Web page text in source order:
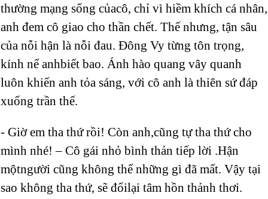
thường mạng sống củacô, chỉ vì hiềm khích cá nhân,
anh đem cô giao cho thần chết. Thế nhưng, tận sâu
của nỗi hận là nỗi đau. Đông Vy từng tôn trọng,
kính nể anhbiết bao. Ánh hào quang vây quanh
luôn khiến anh tỏa sáng, với cô anh là thiên sứ đáp
xuống trần thế.
- Giờ em tha thứ rồi! Còn anh,cũng tự tha thứ cho
mình nhé! – Cô gái nhỏ bình thản tiếp lời .Hận
mộtngười cũng không thể những gì đã mất. Vậy tại
sao không tha thứ, sẽ đổilại tâm hồn thảnh thơi.